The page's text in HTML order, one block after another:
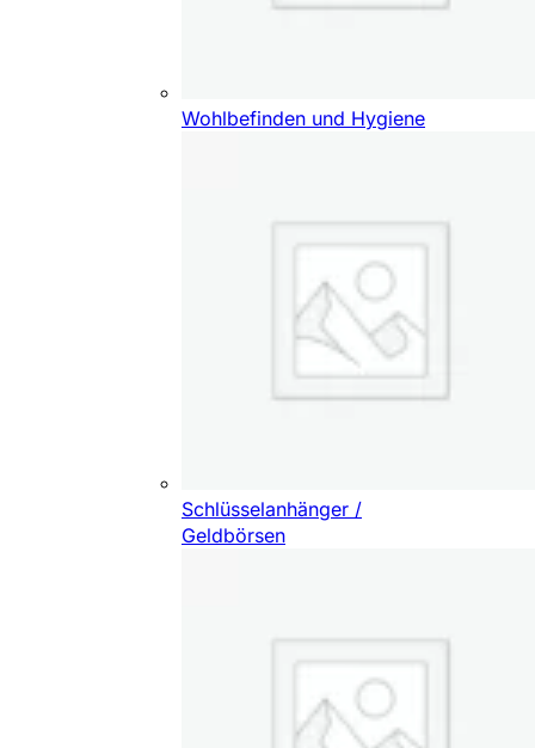
Wohlbefinden und Hygiene
Schlüsselanhänger /
Geldbörsen